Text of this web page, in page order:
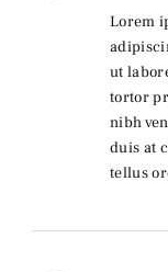
Lorem
ut
tortor
nibh
duis at
tellus